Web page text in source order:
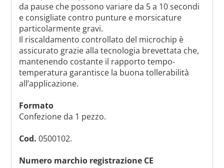
da pause che possono variare da 5 a 10 secondi
e consigliate contro punture e morsicature
particolarmente gravi.
Il riscaldamento controllato del microchip è
assicurato grazie alla tecnologia brevettata che,
mantenendo costante il rapporto tempo-
temperatura garantisce la buona tollerabilità
all’applicazione.
Formato
Confezione da 1 pezzo.
Cod. 0500102.
Numero marchio registrazione CE